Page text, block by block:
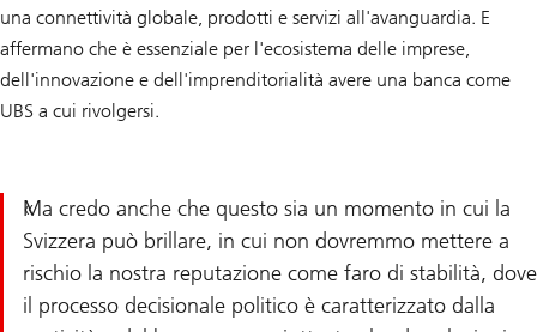
una connettività globale, prodotti e servizi all'avanguardia. E
affermano che è essenziale per l'ecosistema delle imprese,
dell'innovazione e dell'imprenditorialità avere una banca come
UBS a cui rivolgersi.
Ma credo anche che questo sia un momento in cui la
Svizzera può brillare, in cui non dovremmo mettere a
rischio la nostra reputazione come faro di stabilità, dove
il processo decisionale politico è caratterizzato dalla